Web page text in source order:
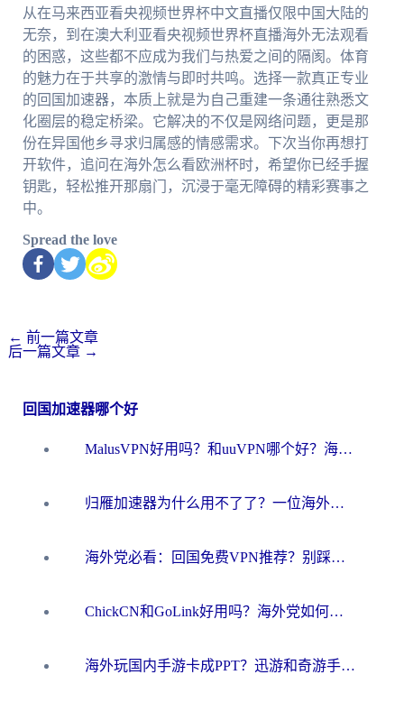
从在马来西亚看央视频世界杯中文直播仅限中国大陆的
无奈，到在澳大利亚看央视频世界杯直播海外无法观看
的困惑，这些都不应成为我们与热爱之间的隔阂。体育
的魅力在于共享的激情与即时共鸣。选择一款真正专业
的回国加速器，本质上就是为自己重建一条通往熟悉文
化圈层的稳定桥梁。它解决的不仅是网络问题，更是那
份在异国他乡寻求归属感的情感需求。下次当你再想打
开软件，追问在海外怎么看欧洲杯时，希望你已经手握
钥匙，轻松推开那扇门，沉浸于毫无障碍的精彩赛事之
中。
Spread the love
← 前一篇文章
后一篇文章 →
回国加速器哪个好
MalusVPN好用吗？和uuVPN哪个好？海外党无缝访问国内资源的真实对比与选择指南
归雁加速器为什么用不了了？一位海外游子的真实困惑与技术解答
海外党必看：回国免费VPN推荐？别踩坑！教你选对加速器无缝刷国内资源
ChickCN和GoLink好用吗？海外党如何选对回国加速器
海外玩国内手游卡成PPT？迅游和奇游手游哪个好？一篇讲透回国加速器怎么选